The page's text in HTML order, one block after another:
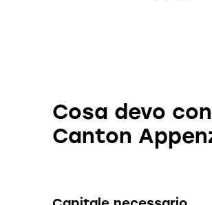
Cosa devo
Canton